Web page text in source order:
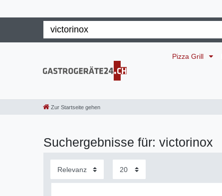
Pizza Grill
Zur Startseite gehen
Suchergebnisse für: victorinox